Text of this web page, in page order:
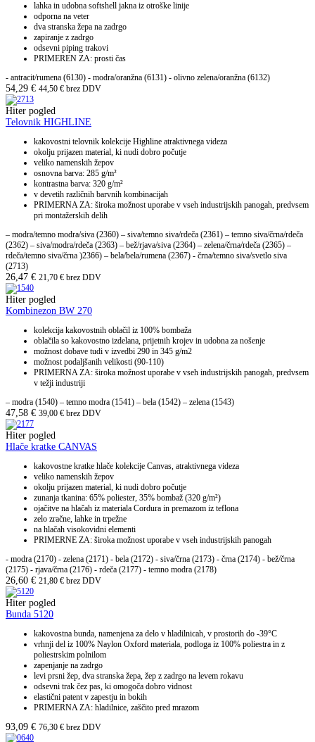
lahka in udobna softshell jakna iz otroške linije
odporna na veter
dva stranska žepa na zadrgo
zapiranje z zadrgo
odsevni piping trakovi
PRIMEREN ZA: prosti čas
- antracit/rumena (6130) - modra/oranžna (6131) - olivno zelena/oranžna (6132)
54,29 € 44,50 € brez DDV
Hiter pogled
Telovnik HIGHLINE
kakovostni telovnik kolekcije Highline atraktivnega videza
okolju prijazen material, ki nudi dobro počutje
veliko namenskih žepov
osnovna barva: 285 g/m²
kontrastna barva: 320 g/m²
v devetih različnih barvnih kombinacijah
PRIMERNA ZA: široka možnost uporabe v vseh industrijskih panogah, predvsem
pri montažerskih delih
– modra/temno modra/siva (2360) – siva/temno siva/rdeča (2361) – temno siva/črna/rdeča
(2362) – siva/modra/rdeča (2363) – bež/rjava/siva (2364) – zelena/črna/rdeča (2365) –
rdeča/temno siva/črna )2366) – bela/bela/rumena (2367) - črna/temno siva/svetlo siva
(2713)
26,47 € 21,70 € brez DDV
Hiter pogled
Kombinezon BW 270
kolekcija kakovostnih oblačil iz 100% bombaža
oblačila so kakovostno izdelana, prijetnih krojev in udobna za nošenje
možnost dobave tudi v izvedbi 290 in 345 g/m2
možnost podaljšanih velikosti (90-110)
PRIMERNA ZA: široka možnost uporabe v vseh industrijskih panogah, predvsem
v težji industriji
– modra (1540) – temno modra (1541) – bela (1542) – zelena (1543)
47,58 € 39,00 € brez DDV
Hiter pogled
Hlače kratke CANVAS
kakovostne kratke hlače kolekcije Canvas, atraktivnega videza
veliko namenskih žepov
okolju prijazen material, ki nudi dobro počutje
zunanja tkanina: 65% poliester, 35% bombaž (320 g/m²)
ojačitve na hlačah iz materiala Cordura in premazom iz teflona
zelo zračne, lahke in trpežne
na hlačah visokovidni elementi
PRIMERNE ZA: široka možnost uporabe v vseh industrijskih panogah
- modra (2170) - zelena (2171) - bela (2172) - siva/črna (2173) - črna (2174) - bež/črna
(2175) - rjava/črna (2176) - rdeča (2177) - temno modra (2178)
26,60 € 21,80 € brez DDV
Hiter pogled
Bunda 5120
kakovostna bunda, namenjena za delo v hladilnicah, v prostorih do -39°C
vrhnji del iz 100% Naylon Oxford materiala, podloga iz 100% poliestra in z
poliestrskim polnilom
zapenjanje na zadrgo
levi prsni žep, dva stranska žepa, žep z zadrgo na levem rokavu
odsevni trak čez pas, ki omogoča dobro vidnost
elastični patent v zapestju in bokih
PRIMERNA ZA: hladilnice, zaščito pred mrazom
93,09 € 76,30 € brez DDV